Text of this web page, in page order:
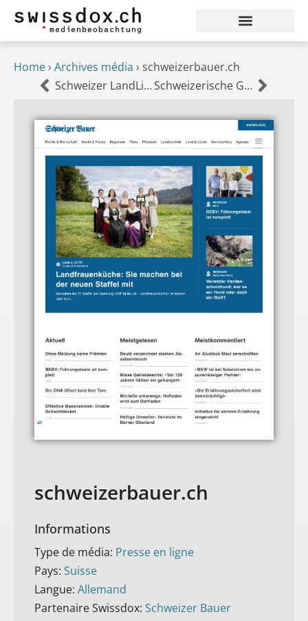
Home› Archives média › schweizerbauer.ch
Schweizer LandLiebe
Schweizerische Gewerbezeitung
schweizerbauer.ch
Informations
Type de média: Presse en ligne
Pays: Suisse
Langue: Allemand
Partenaire Swissdox: Schweizer Bauer